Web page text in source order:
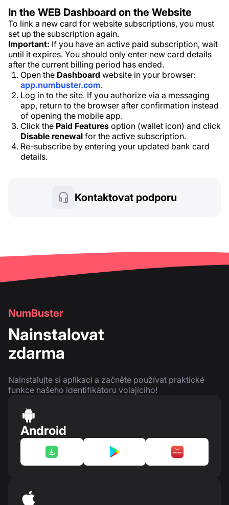
In the WEB Dashboard on the Website
To link a new card for website subscriptions, you must
set up the subscription again.
Important: If you have an active paid subscription, wait
until it expires. You should only enter new card details
after the current billing period has ended.
Open the Dashboard website in your browser:
app.numbuster.com.
Log in to the site. If you authorize via a messaging
app, return to the browser after confirmation instead
of opening the mobile app.
Click the Paid Features option (wallet icon) and click
Disable renewal for the active subscription.
Re-subscribe by entering your updated bank card
details.
Kontaktovat podporu
NumBuster
Nainstalovat
zdarma
Nainstalujte si aplikaci a začněte používat praktické
funkce našeho identifikátoru volajícího!
Android